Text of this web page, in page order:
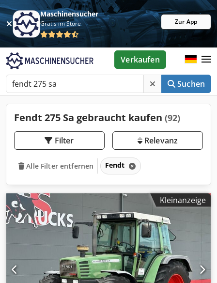
Maschinensucher
Gratis im Store Zur App
Suchen
Verkaufen
Fendt 275 Sa gebraucht kaufen (92)
Filter Relevanz
Alle Filter entfernen Fendt
Kleinanzeige